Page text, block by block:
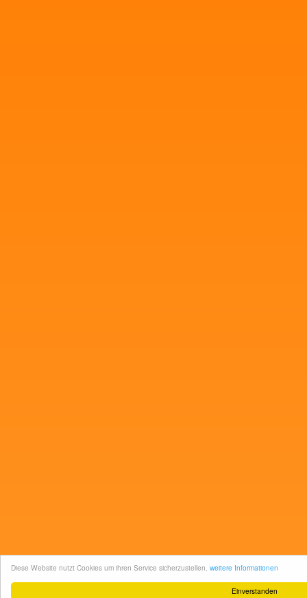
Einverstanden
Diese Website nutzt Cookies um ihren Service sicherzustellen. weitere Informationen